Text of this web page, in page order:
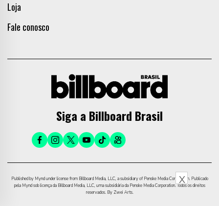
Loja
Fale conosco
Siga a Billboard Brasil
Published by Mynd under license from Billboard Media, LLC, a subsidiary of Penske Media Corporation. Publicado
pela Mynd sob licença da Billboard Media, LLC, uma subsidiária da Penske Media Corporation. Todos os direitos
reservados. By Zwei Arts.
X